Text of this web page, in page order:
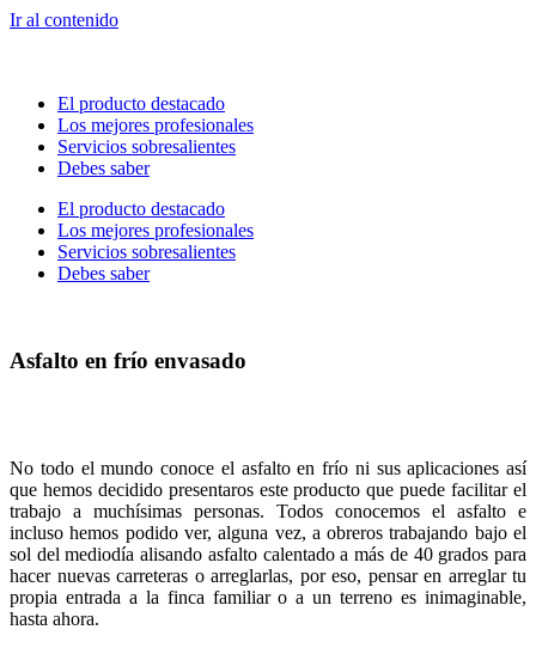
Ir al contenido
El producto destacado
Los mejores profesionales
Servicios sobresalientes
Debes saber
El producto destacado
Los mejores profesionales
Servicios sobresalientes
Debes saber
Asfalto en frío envasado
No todo el mundo conoce el asfalto en frío ni sus aplicaciones así
que hemos decidido presentaros este producto que puede facilitar el
trabajo a muchísimas personas. Todos conocemos el asfalto e
incluso hemos podido ver, alguna vez, a obreros trabajando bajo el
sol del mediodía alisando asfalto calentado a más de 40 grados para
hacer nuevas carreteras o arreglarlas, por eso, pensar en arreglar tu
propia entrada a la finca familiar o a un terreno es inimaginable,
hasta ahora.